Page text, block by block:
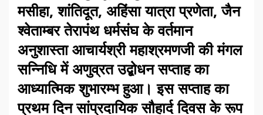
मसीहा, शांतिदूत, अहिंसा यात्रा प्रणेता, जैन
श्वेताम्बर तेरापंथ धर्मसंघ के वर्तमान
अनुशास्ता आचार्यश्री महाश्रमणजी की मंगल
सन्निधि में अणुव्रत उद्बोधन सप्ताह का
आध्यात्मिक शुभारम्भ हुआ। इस सप्ताह का
प्रथम दिन सांप्रदायिक सौहार्द दिवस के रूप